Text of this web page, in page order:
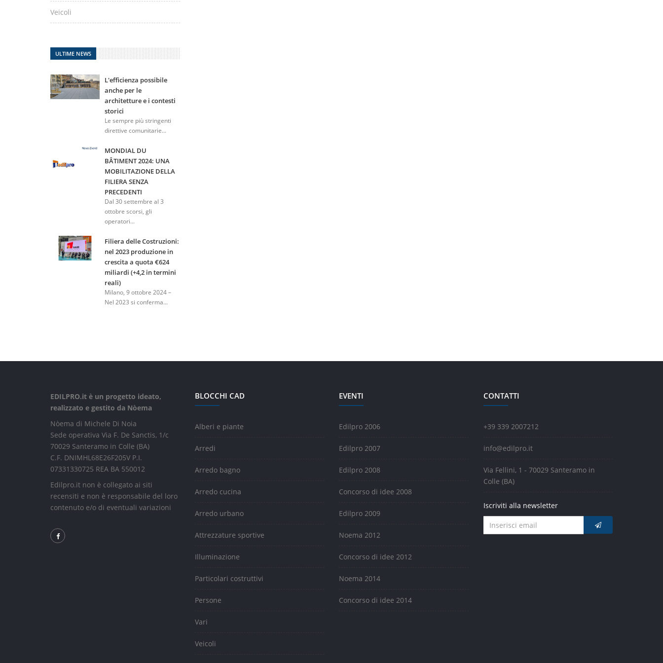
Veicoli
ULTIME NEWS
L'efficienza possibile
anche per le
architetture e i contesti
storici
Le sempre più stringenti
direttive comunitarie...
MONDIAL DU
BÂTIMENT 2024: UNA
MOBILITAZIONE DELLA
FILIERA SENZA
PRECEDENTI
Dal 30 settembre al 3
ottobre scorsi, gli
operatori...
Filiera delle Costruzioni:
nel 2023 produzione in
crescita a quota €624
miliardi (+4,2 in termini
reali)
Milano, 9 ottobre 2024 –
Nel 2023 si conferma...
EDILPRO.it è un progetto ideato,
realizzato e gestito da Nòema
Nòema di Michele Di Noia
Sede operativa Via F. De Sanctis, 1/c
70029 Santeramo in Colle (BA)
C.F. DNIMHL68E26F205V P.I.
07331330725 REA BA 550012
Edilpro.it non è collegato ai siti
recensiti e non è responsabile del loro
contenuto e/o di eventuali variazioni
BLOCCHI CAD
Alberi e piante
Arredi
Arredo bagno
Arredo cucina
Arredo urbano
Attrezzature sportive
Illuminazione
Particolari costruttivi
Persone
Vari
Veicoli
EVENTI
Edilpro 2006
Edilpro 2007
Edilpro 2008
Concorso di idee 2008
Edilpro 2009
Noema 2012
Concorso di idee 2012
Noema 2014
Concorso di idee 2014
CONTATTI
+39 339 2007212
info@edilpro.it
Via Fellini, 1 - 70029 Santeramo in
Colle (BA)
Iscriviti alla newsletter